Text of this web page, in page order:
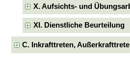
X. Aufsichts- und
XI. Dienstliche Beurteilung
C. Inkrafttreten,